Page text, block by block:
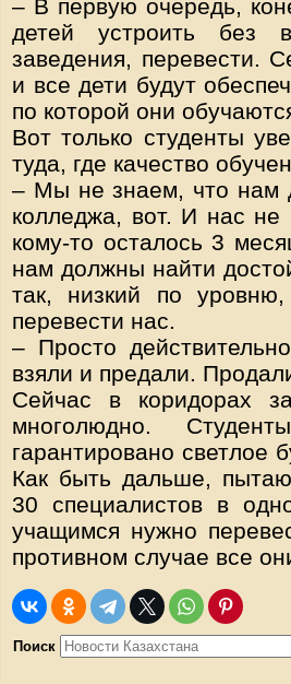
– В первую очередь,
детей устроить без
заведения, перевести.
и все дети будут
по которой они
Вот только студенты
туда, где качество
– Мы не знаем, что нам
колледжа, вот. И нас не
кому-то осталось 3
нам должны найти
так, низкий по
перевести нас.
– Просто
взяли и предали.
Сейчас в коридорах
многолюдно.
гарантировано светлое
Как быть дальше,
30 специалистов в
учащимся нужно
противном случае все
Поиск